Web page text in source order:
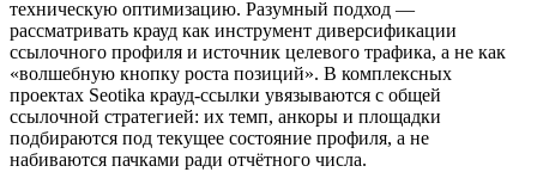
техническую оптимизацию. Разумный подход —
рассматривать крауд как инструмент диверсификации
ссылочного профиля и источник целевого трафика, а не как
«волшебную кнопку роста позиций». В комплексных
проектах Seotika крауд-ссылки увязываются с общей
ссылочной стратегией: их темп, анкоры и площадки
подбираются под текущее состояние профиля, а не
набиваются пачками ради отчётного числа.